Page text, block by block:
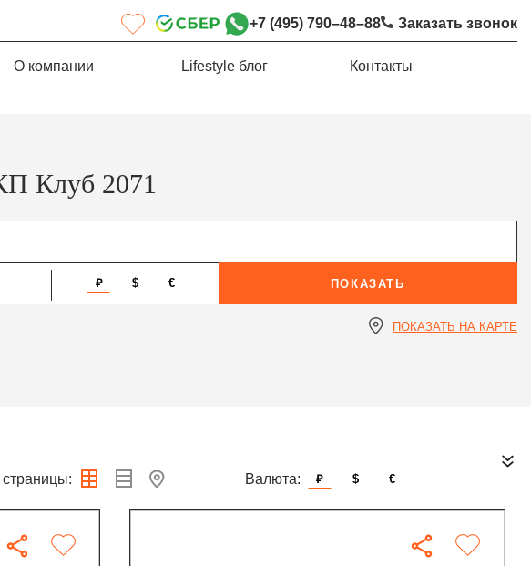
+7 (495) 790–48–88 Заказать звонок
О компании Lifestyle блог Контакты
Клуб 2071
₽ $ € ПОКАЗАТЬ
ПОКАЗАТЬ НА КАРТЕ
Валюта: ₽ $ €